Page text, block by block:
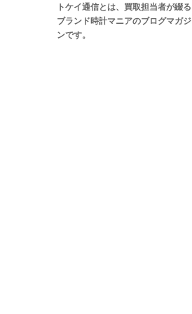
トケイ通信とは、買取担当者が綴る
ブランド時計マニアのブログマガジ
ンです。